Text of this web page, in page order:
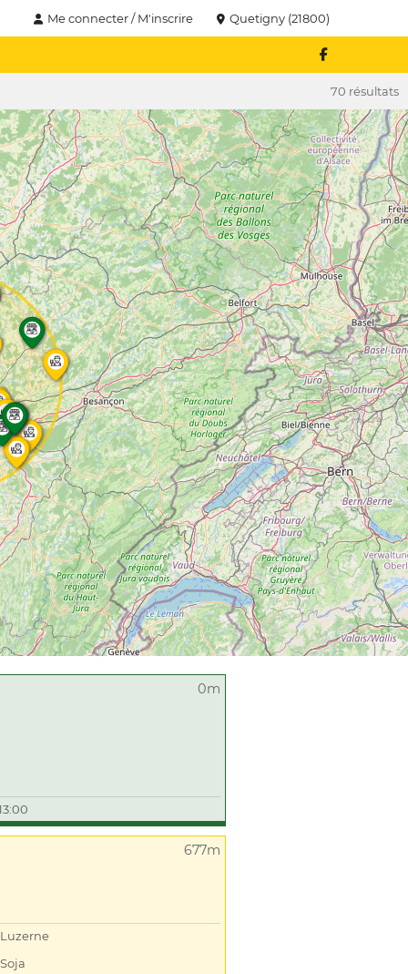
Me connecter / M'inscrire Quetigny (21800)
70 résultats
0m
677m
Luzerne
Soja